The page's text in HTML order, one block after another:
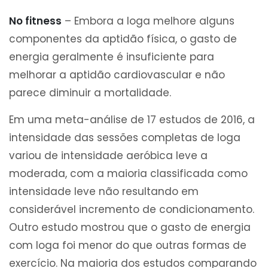
No fitness – Embora a Ioga melhore alguns
componentes da aptidão física, o gasto de
energia geralmente é insuficiente para
melhorar a aptidão cardiovascular e não
parece diminuir a mortalidade.
Em uma meta-análise de 17 estudos de 2016, a
intensidade das sessões completas de Ioga
variou de intensidade aeróbica leve a
moderada, com a maioria classificada como
intensidade leve não resultando em
considerável incremento de condicionamento.
Outro estudo mostrou que o gasto de energia
com Ioga foi menor do que outras formas de
exercício. Na maioria dos estudos comparando